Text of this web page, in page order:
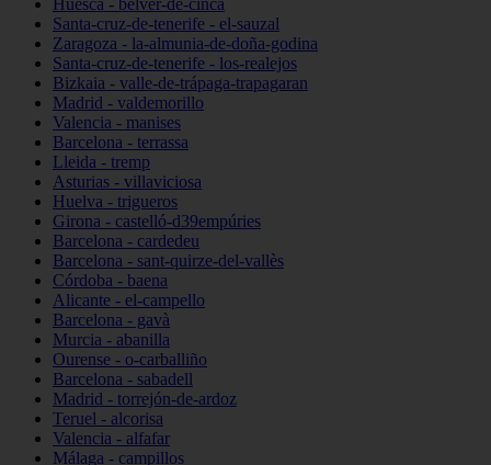
Huesca - belver-de-cinca
Santa-cruz-de-tenerife - el-sauzal
Zaragoza - la-almunia-de-doña-godina
Santa-cruz-de-tenerife - los-realejos
Bizkaia - valle-de-trápaga-trapagaran
Madrid - valdemorillo
Valencia - manises
Barcelona - terrassa
Lleida - tremp
Asturias - villaviciosa
Huelva - trigueros
Girona - castelló-d39empúries
Barcelona - cardedeu
Barcelona - sant-quirze-del-vallès
Córdoba - baena
Alicante - el-campello
Barcelona - gavà
Murcia - abanilla
Ourense - o-carballiño
Barcelona - sabadell
Madrid - torrejón-de-ardoz
Teruel - alcorisa
Valencia - alfafar
Málaga - campillos